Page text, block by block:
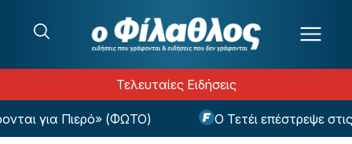
Τελευταίες Ειδήσεις
για Πιερό» (ΦΩΤΟ) Ο Τετέι επέστρεψε στις